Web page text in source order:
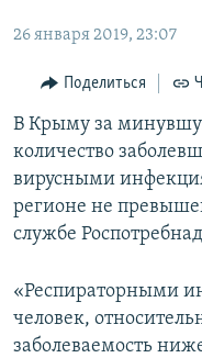
главной
навигации
Вернутся
поиску
11 ЛЕТ ОККУПАЦИИ
ЕЩЕ
ИНТЕРАКТИВ
ИНФОГРАФИКА
ТЕЛЕПРОЕКТ
СОВЕТЫ
ПРОПАВШИЕ БЕЗ ВЕСТИ
ПОБЕДИТЕЛЕЙ НЕ
КРЫМ.НЕПОКОРЕННЫЙ
РАДІО СВОБОДА
КАК ОБОЙТИ
Українською
Qırımtatar
ПРИСОЕДИНЯЙТЕСЬ!
26 января 2019, 23:07
Поделиться
В Крыму за
количество
вирусными
регионе не
службе
«Респираторными
человек,
заболеваемость